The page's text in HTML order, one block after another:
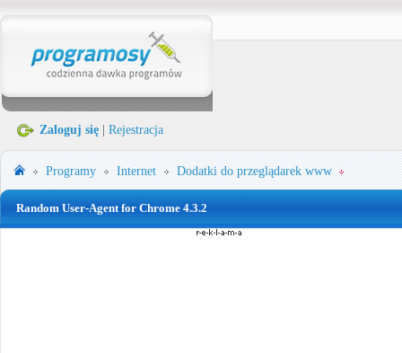
Zaloguj się Rejestracja
Programy Internet Dodatki do przeglądarek www
Random User-Agent for Chrome 4.3.2